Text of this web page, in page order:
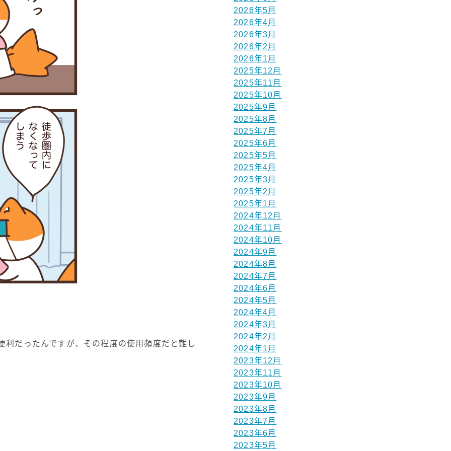
だったんですが、その程度の使用頻度だと難し
2026年5月
2026年4月
2026年3月
2026年2月
2026年1月
2025年12月
2025年11月
2025年10月
2025年9月
2025年8月
2025年7月
2025年6月
2025年5月
2025年4月
2025年3月
2025年2月
2025年1月
2024年12月
2024年11月
2024年10月
2024年9月
2024年8月
2024年7月
2024年6月
2024年5月
2024年4月
2024年3月
2024年2月
2024年1月
2023年12月
2023年11月
2023年10月
2023年9月
2023年8月
2023年7月
2023年6月
2023年5月